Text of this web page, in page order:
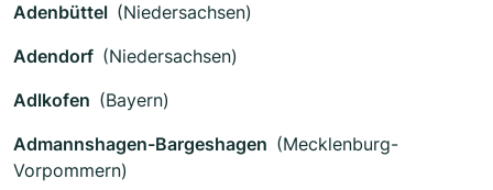
Adenbüttel (Niedersachsen)
Adendorf (Niedersachsen)
Adlkofen (Bayern)
Admannshagen-Bargeshagen (Mecklenburg-
Vorpommern)